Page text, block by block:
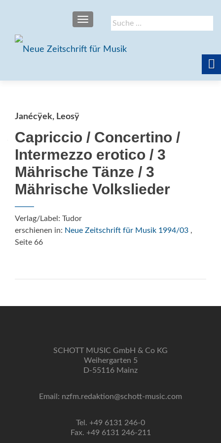
Suche
nach:
SCHALTE NAVIGATION
Janécÿek, Leosÿ
Capriccio / Concertino /
Intermezzo erotico / 3
Mährische Tänze / 3
Mährische Volkslieder
Verlag/Label: Tudor
erschienen in: Neue Zeitschrift für Musik 1994/03 ,
Seite 66
SCHOTT MUSIC GmbH & Co KG
Weihergarten 5
D-55116 Mainz
Email: nzfm.redaktion@schott-music.com
Tel. +49 6131 246-0
Fax. +49 6131 246-211